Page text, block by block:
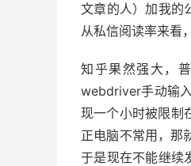
文章的人）加我的
从私信阅读率来看
知乎果然强大，
webdriver手动输
现一个小时被限制
正电脑不常用，那
于是现在不能继续